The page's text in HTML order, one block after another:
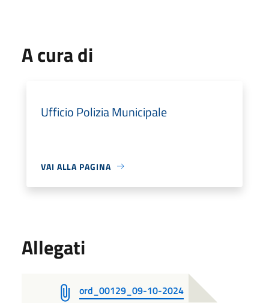
A cura di
Ufficio Polizia Municipale
VAI ALLA PAGINA
Allegati
ord_00129_09-10-2024